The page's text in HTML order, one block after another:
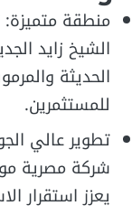
منطقة
الشيخ زايد
الحديثة
للمستثمرين.
تطوير عالي
شركة مصرية
يعزز استقرار